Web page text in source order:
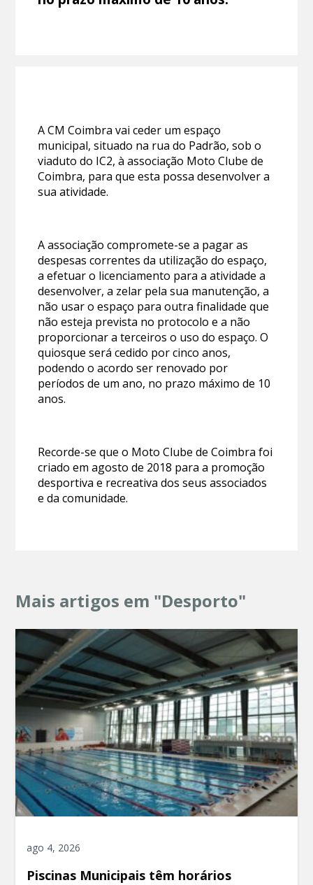
A CM Coimbra vai ceder um espaço
municipal, situado na rua do Padrão, sob o
viaduto do IC2, à associação Moto Clube de
Coimbra, para que esta possa desenvolver a
sua atividade.
A associação compromete-se a pagar as
despesas correntes da utilização do espaço,
a efetuar o licenciamento para a atividade a
desenvolver, a zelar pela sua manutenção, a
não usar o espaço para outra finalidade que
não esteja prevista no protocolo e a não
proporcionar a terceiros o uso do espaço. O
quiosque será cedido por cinco anos,
podendo o acordo ser renovado por
períodos de um ano, no prazo máximo de 10
anos.
Recorde-se que o Moto Clube de Coimbra foi
criado em agosto de 2018 para a promoção
desportiva e recreativa dos seus associados
e da comunidade.
Mais artigos em "Desporto"
ago 4, 2026
Piscinas Municipais têm horários